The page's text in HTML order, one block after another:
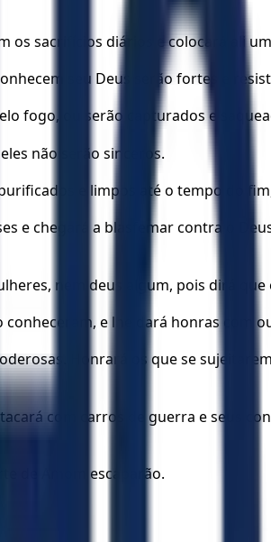
os sacrifícios diários e colocará ali
seu Deus serão fortes e
fogo, ou serão capturados e
não serão sinceros.
e limpos até o tempo do
e chegará a blasfemar contra o
nem deus algum, pois dirá
e lhe dará honras com
Honrará os que se
com carros de guerra e seus
de Amom escaparão.